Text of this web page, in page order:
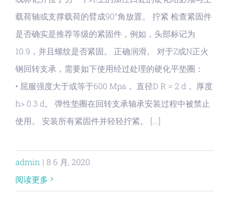
载荷轴或支撑载荷的臂成90°角放置。 拧紧 检查紧固件
是否确实是推荐等级的紧固件，例如，头部标记为
10.9，并且螺纹是否紧固。 正确润滑。 对于Z或N正火
钢回转支承，需要如下使用经过处理的硬化平垫圈：
• 屈服强度大于或等于600 Mpa， 直径D R = 2 d， 厚度
h> 0.3 d。 弹性垫圈在回转支承轴承安装过程中被禁止
使用。 安装所有紧固件并轻轻拧紧。 [...]
admin | 8 6 月, 2020
阅读更多